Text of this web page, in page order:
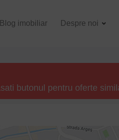
Blog imobiliar Despre noi
butonul pentru oferte